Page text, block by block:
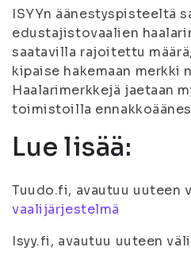
ISYYn äänestyspisteeltä
edustajistovaalien
saatavilla rajoitettu
kipaise hakemaan merkki
Haalarimerkkejä jaetaan
toimistoilla
Lue lisää:
Tuudo.fi, avautuu uuteen
vaalijärjestelmä
Isyy.fi, avautuu uuteen